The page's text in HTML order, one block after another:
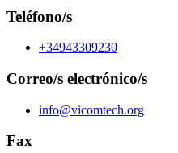
Teléfono/s
+34943309230
Correo/s electrónico/s
info@vicomtech.org
Fax